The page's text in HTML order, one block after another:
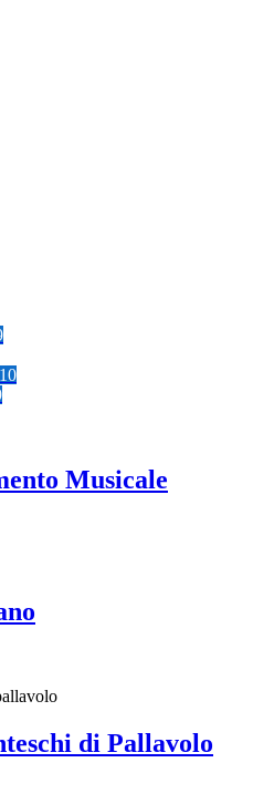
10
Musicale
di Pallavolo